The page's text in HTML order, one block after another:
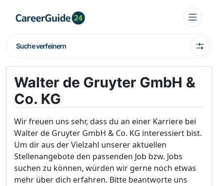
Suche verfeinern
Walter de Gruyter GmbH &
Co. KG
Wir freuen uns sehr, dass du an einer Karriere bei
Walter de Gruyter GmbH & Co. KG interessiert bist.
Um dir aus der Vielzahl unserer aktuellen
Stellenangebote den passenden Job bzw. Jobs
suchen zu können, würden wir gerne noch etwas
mehr über dich erfahren. Bitte beantworte uns